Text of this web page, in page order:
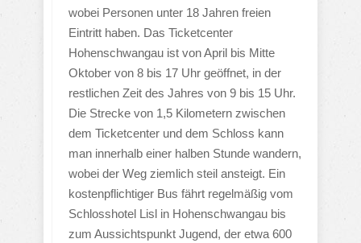
wobei Personen unter 18 Jahren freien
Eintritt haben. Das Ticketcenter
Hohenschwangau ist von April bis Mitte
Oktober von 8 bis 17 Uhr geöffnet, in der
restlichen Zeit des Jahres von 9 bis 15 Uhr.
Die Strecke von 1,5 Kilometern zwischen
dem Ticketcenter und dem Schloss kann
man innerhalb einer halben Stunde wandern,
wobei der Weg ziemlich steil ansteigt. Ein
kostenpflichtiger Bus fährt regelmäßig vom
Schlosshotel Lisl in Hohenschwangau bis
zum Aussichtspunkt Jugend, der etwa 600